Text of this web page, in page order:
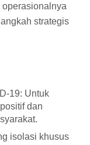
strategis
19: Untuk
dan
isolasi khusus